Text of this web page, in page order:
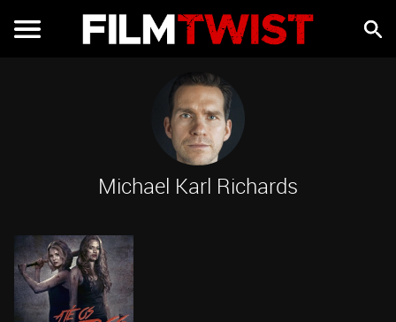
Michael Karl Richards